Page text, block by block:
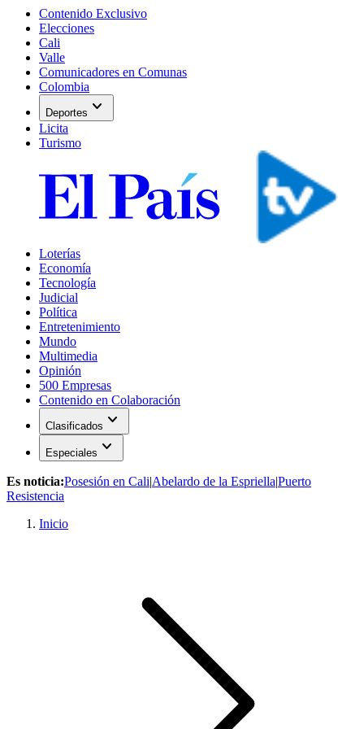
Contenido Exclusivo
Elecciones
Cali
Valle
Comunicadores en Comunas
Colombia
Deportes expand_more
Licita
Turismo
Loterías
Economía
Tecnología
Judicial
Política
Entretenimiento
Mundo
Multimedia
Opinión
500 Empresas
Contenido en Colaboración
Clasificados expand_more
Especiales expand_more
Es noticia:Posesión en Cali|Abelardo de la Espriella|Puerto
Resistencia
Inicio